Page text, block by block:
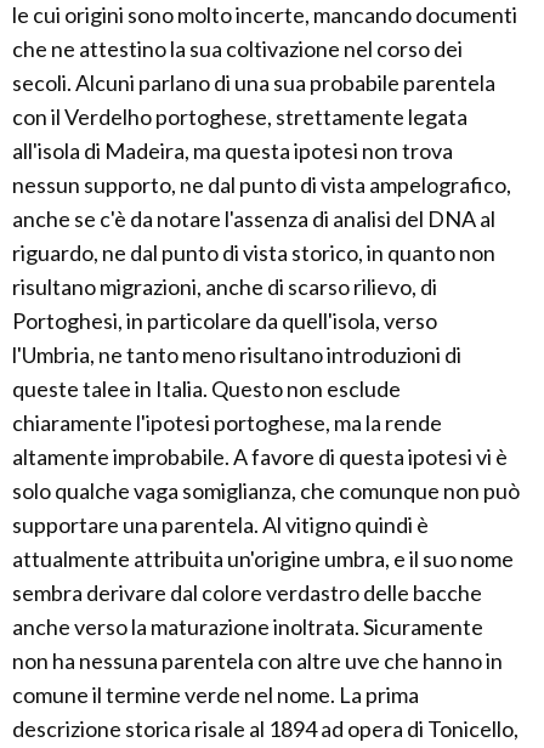
le cui origini sono molto incerte, mancando documenti
che ne attestino la sua coltivazione nel corso dei
secoli. Alcuni parlano di una sua probabile parentela
con il Verdelho portoghese, strettamente legata
all'isola di Madeira, ma questa ipotesi non trova
nessun supporto, ne dal punto di vista ampelografico,
anche se c'è da notare l'assenza di analisi del DNA al
riguardo, ne dal punto di vista storico, in quanto non
risultano migrazioni, anche di scarso rilievo, di
Portoghesi, in particolare da quell'isola, verso
l'Umbria, ne tanto meno risultano introduzioni di
queste talee in Italia. Questo non esclude
chiaramente l'ipotesi portoghese, ma la rende
altamente improbabile. A favore di questa ipotesi vi è
solo qualche vaga somiglianza, che comunque non può
supportare una parentela. Al vitigno quindi è
attualmente attribuita un'origine umbra, e il suo nome
sembra derivare dal colore verdastro delle bacche
anche verso la maturazione inoltrata. Sicuramente
non ha nessuna parentela con altre uve che hanno in
comune il termine verde nel nome. La prima
descrizione storica risale al 1894 ad opera di Tonicello,